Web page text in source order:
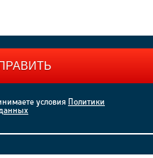
условия Политики